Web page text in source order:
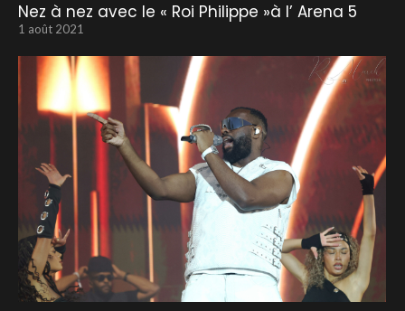
Nez à nez avec le « Roi Philippe »à l’ Arena 5
1 août 2021